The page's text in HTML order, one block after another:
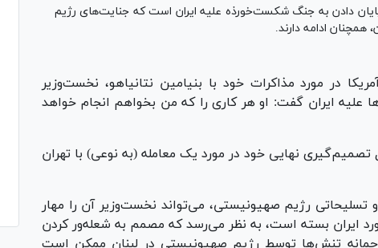
دادن به جنگ شکست‌خورذه علیه ایران است که جنایت‌های رژیم
ادامه دارند.
در مورد مذاکرات خود با بنیامین نتانیاهو، نخست‌وزیر
علیه ایران گفت: او هر کاری را که من بخواهم انجام خواهد
نهایی خود در مورد یک معامله (به نوعی) با تهران
تسلیحاتی رژیم صهیونیستی، می‌تواند نخست‌وزیر آن را مهار
ایران بسته است، به نظر می‌رسد که مصمم به شعله‌ور کردن
تنش‌ها توسط رژیم صهیونیستی در لبنان ممکن است